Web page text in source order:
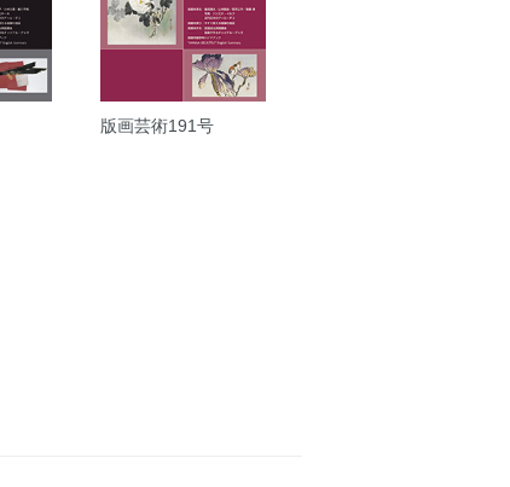
版画芸術191号